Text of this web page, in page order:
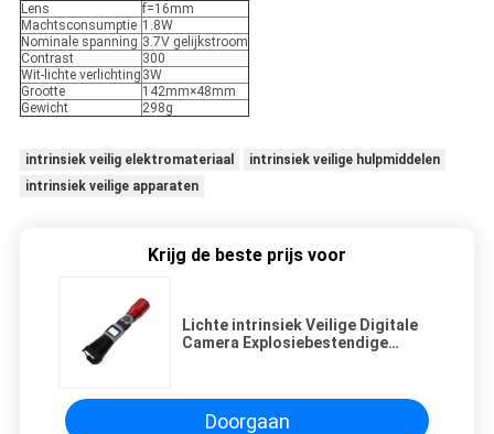
Lens
f=16mm
Machtsconsumptie 1.8W
Nominale spanning 3.7V gelijkstroom
Contrast
300
Wit-lichte verlichting 3W
Grootte
142mm×48mm
Gewicht
298g
intrinsiek veilig elektromateriaal
intrinsiek veilige hulpmiddelen
intrinsiek veilige apparaten
Krijg de beste prijs voor
Lichte intrinsiek Veilige Digitale
Camera Explosiebestendige
Doorgaan